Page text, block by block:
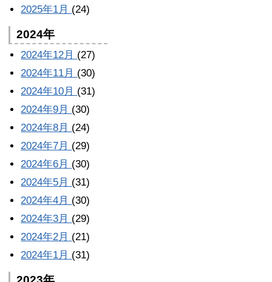
2025年1月 (24)
2024年
2024年12月 (27)
2024年11月 (30)
2024年10月 (31)
2024年9月 (30)
2024年8月 (24)
2024年7月 (29)
2024年6月 (30)
2024年5月 (31)
2024年4月 (30)
2024年3月 (29)
2024年2月 (21)
2024年1月 (31)